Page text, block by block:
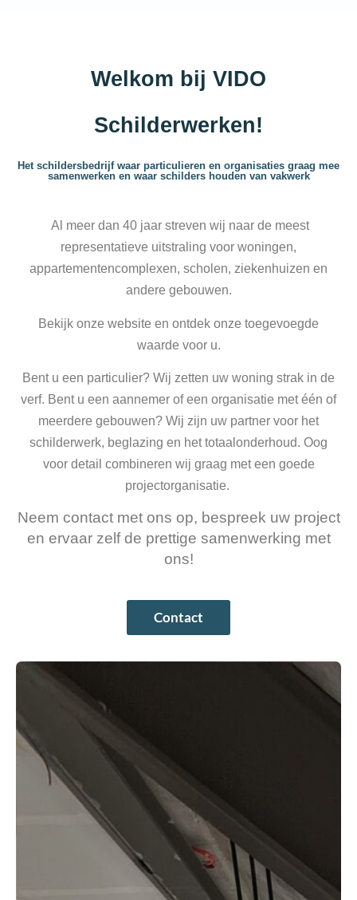
Welkom bij VIDO
Schilderwerken!
Het schildersbedrijf waar particulieren en organisaties graag mee
samenwerken en waar schilders houden van vakwerk
Al meer dan 40 jaar streven wij naar de meest
representatieve uitstraling voor woningen,
appartementencomplexen, scholen, ziekenhuizen en
andere gebouwen.
Bekijk onze website en ontdek onze toegevoegde
waarde voor u.
Bent u een particulier? Wij zetten uw woning strak in de
verf. Bent u een aannemer of een organisatie met één of
meerdere gebouwen? Wij zijn uw partner voor het
schilderwerk, beglazing en het totaalonderhoud. Oog
voor detail combineren wij graag met een goede
projectorganisatie.
Neem contact met ons op, bespreek uw project
en ervaar zelf de prettige samenwerking met
ons!
Contact